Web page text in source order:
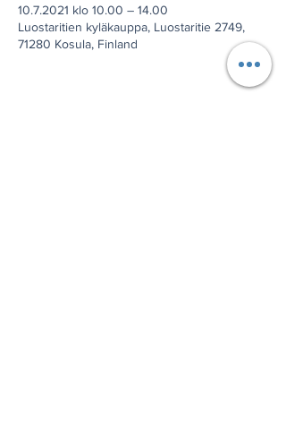
10.7.2021 klo 10.00 – 14.00
Luostaritien kyläkauppa, Luostaritie 2749,
71280 Kosula, Finland